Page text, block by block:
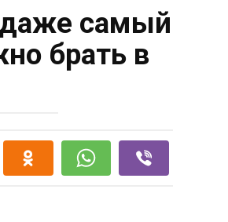
даже самый
брать в